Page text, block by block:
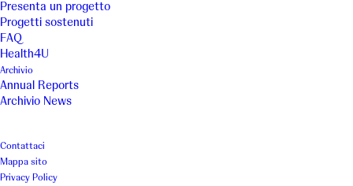
Presenta un progetto
Progetti sostenuti
FAQ
Health4U
Archivio
Annual Reports
Archivio News
Contattaci
Mappa sito
Privacy Policy